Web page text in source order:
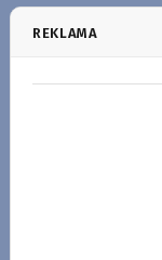
REKLAMA